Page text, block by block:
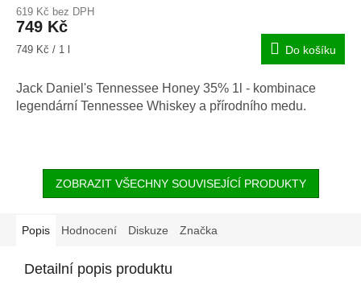
produktu
je
4,8
hvězdiček.
619 Kč bez DPH
749 Kč
Měrná
749 Kč / 1 l Do košíku
Jack Daniel's Tennessee Honey 35% 1l - kombinace
legendární Tennessee Whiskey a přírodního medu.
ZOBRAZIT VŠECHNY SOUVISEJÍCÍ PRODUKTY
Popis Hodnocení Diskuze Značka
Detailní popis produktu